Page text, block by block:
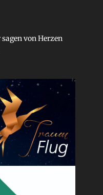
von Herzen